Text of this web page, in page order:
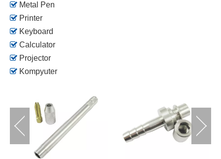
 Metal Pen
 Printer
 Keyboard
 Calculator
 Projector
 Kompyuter